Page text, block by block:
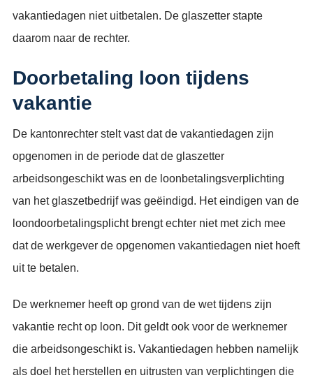
vakantiedagen niet uitbetalen. De glaszetter stapte
daarom naar de rechter.
Doorbetaling loon tijdens
vakantie
De kantonrechter stelt vast dat de vakantiedagen zijn
opgenomen in de periode dat de glaszetter
arbeidsongeschikt was en de loonbetalingsverplichting
van het glaszetbedrijf was geëindigd. Het eindigen van de
loondoorbetalingsplicht brengt echter niet met zich mee
dat de werkgever de opgenomen vakantiedagen niet hoeft
uit te betalen.
De werknemer heeft op grond van de wet tijdens zijn
vakantie recht op loon. Dit geldt ook voor de werknemer
die arbeidsongeschikt is. Vakantiedagen hebben namelijk
als doel het herstellen en uitrusten van verplichtingen die